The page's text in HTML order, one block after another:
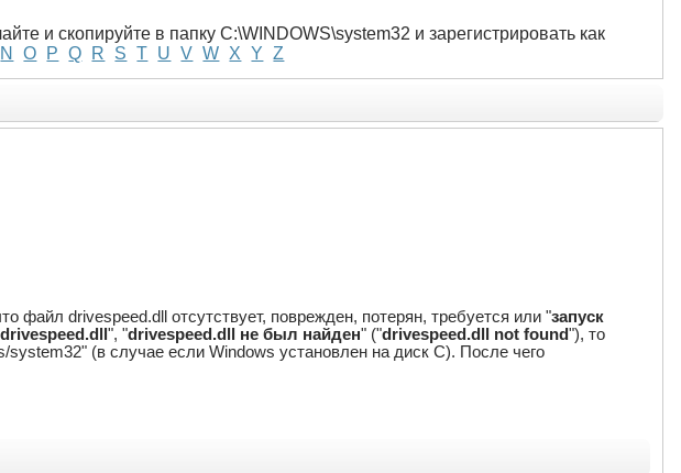
и скопируйте в папку C:\WINDOWS\system32 и зарегистрировать как
N O P Q R S T U V W X Y Z
файл drivespeed.dll отсутствует, поврежден, потерян, требуется или "запуск
", "drivespeed.dll не был найден" ("drivespeed.dll not found"), то
(в случае если Windows установлен на диск C). После чего